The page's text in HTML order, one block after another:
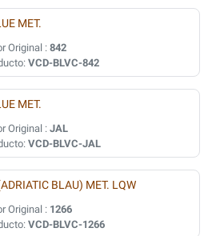
MET.
Original :842
VCD-BLVC-842
MET.
Original :JAL
VCD-BLVC-JAL
BLAU) MET. LQW
Original : 1266
VCD-BLVC-1266